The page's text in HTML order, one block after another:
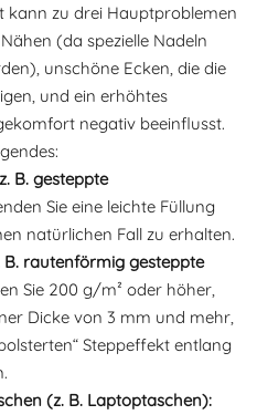
kann zu drei Hauptproblemen
(da spezielle Nadeln
unschöne Ecken, die die
und ein erhöhtes
negativ beeinflusst.
B. gesteppte
Sie eine leichte Füllung
natürlichen Fall zu erhalten.
rautenförmig gesteppte
Sie 200 g/m² oder höher,
Dicke von 3 mm und mehr,
Steppeffekt entlang
(z. B. Laptoptaschen):